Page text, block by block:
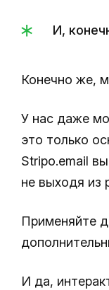
И,
Конечно же,
У нас даже
это только
Stripo.email
не выходя из
Применяйте
И да,